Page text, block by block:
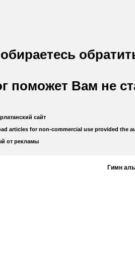
поможет Вам не
сайт
articles for non-commercial use provided the
от рекламы
Гимн